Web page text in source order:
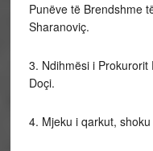
Punëve të Brendshme
Sharanoviç.
3. Ndihmësi i
Doçi.
4. Mjeku i qarkut,